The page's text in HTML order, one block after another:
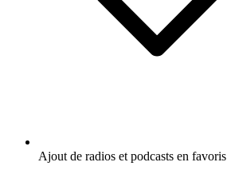
Ajout de radios et podcasts en favoris